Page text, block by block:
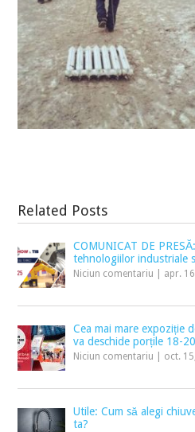
Related Posts
COMUNICAT DE
tehnologiilor industriale
Niciun comentariu apr.
Cea mai mare expoziție
va deschide porțile 18-
Niciun comentariu oct.
Utile: Cum să alegi
ta?